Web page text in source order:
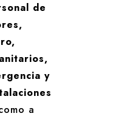
de
y
a